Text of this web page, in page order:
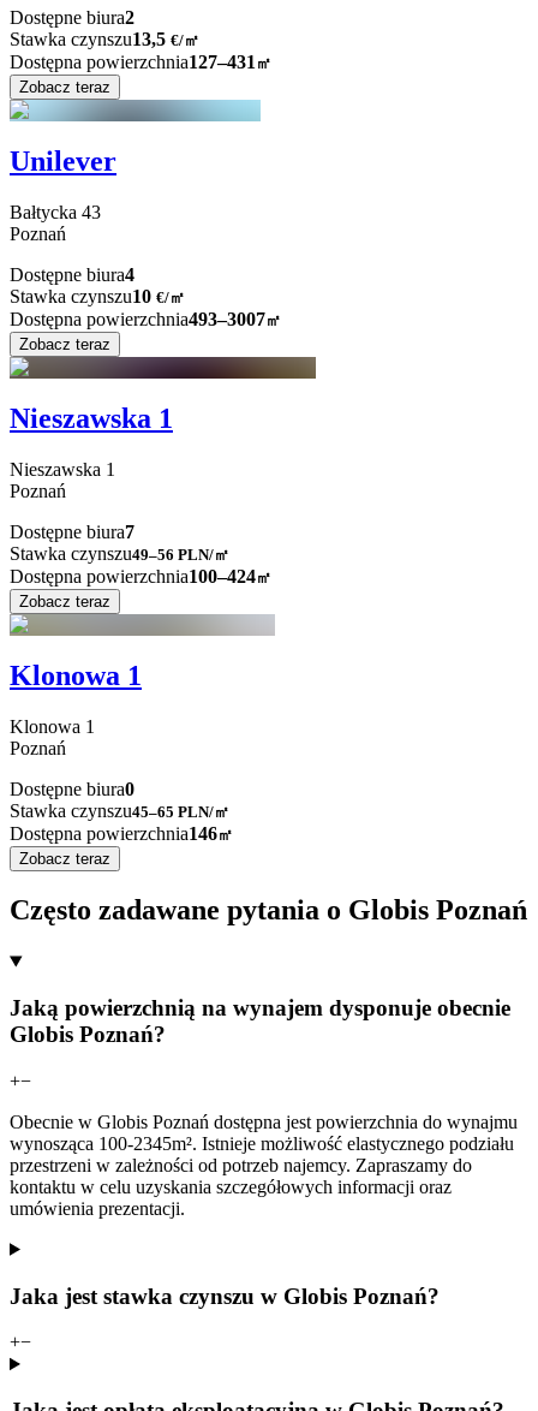
Dostępne biura2
Stawka czynszu13,5 €/㎡
Dostępna powierzchnia127–431 ㎡
Zobacz teraz
Unilever
Bałtycka 43
Poznań
Dostępne biura4
Stawka czynszu10 €/㎡
Dostępna powierzchnia493–3007㎡
Zobacz teraz
Nieszawska 1
Nieszawska 1
Poznań
Dostępne biura7
Stawka czynszu49–56 PLN/㎡
Dostępna powierzchnia100–424㎡
Zobacz teraz
Klonowa 1
Klonowa 1
Poznań
Dostępne biura0
Stawka czynszu45–65 PLN/㎡
Dostępna powierzchnia146㎡
Zobacz teraz
Często zadawane pytania o Globis Poznań
Jaką powierzchnią na wynajem dysponuje obecnie
Globis Poznań?
+−
Obecnie w Globis Poznań dostępna jest powierzchnia do wynajmu
wynosząca 100-2345m². Istnieje możliwość elastycznego podziału
przestrzeni w zależności od potrzeb najemcy. Zapraszamy do
kontaktu w celu uzyskania szczegółowych informacji oraz
umówienia prezentacji.
Jaka jest stawka czynszu w Globis Poznań?
+−